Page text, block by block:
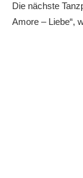
Die nächste
Amore – Liebe“,